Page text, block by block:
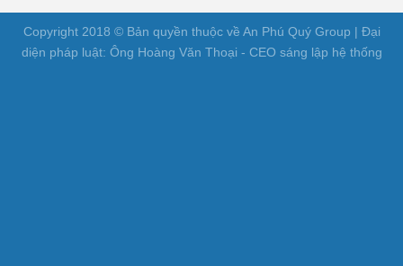
Copyright 2018 © Bản quyền thuộc về An Phú Quý Group | Đại
diện pháp luật: Ông Hoàng Văn Thoại - CEO sáng lập hệ thống